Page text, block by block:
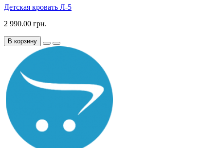
Детская кровать Л-5
2 990.00 грн.
В корзину